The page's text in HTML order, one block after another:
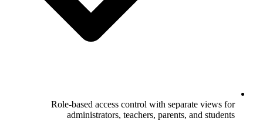
Role-based access control with separate views for
administrators, teachers, parents, and students